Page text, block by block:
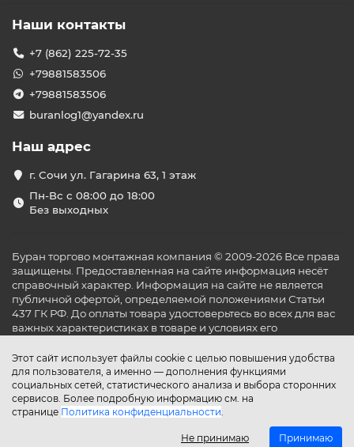
Этот сайт использует файлы cookie с целью повышения удобства
для пользователя, а именно — дополнения функциями
социальных сетей, статистического анализа и выбора сторонних
сервисов. Более подробную информацию см. на
странице Политика конфиденциальности.
Не принимаю Принимаю
Наши контакты
+7 (862) 225-72-35
+79881583506
+79881583506
buranlog1@yandex.ru
Наш адрес
г. Сочи ул. Гагарина 63, 1 этаж
Пн-Вс с 08:00 до 18:00
Без выходных
Буран торгово монтажная компания © 2009-2026 Все права
защищены. Предоставленная на сайте информация несёт
справочный характер. Информация на сайте не является
публичной офертой, определяемой положениями Статьи
437 ГК РФ. До оплаты товара удостоверьтесь во всех для вас
важных характеристиках в товаре и условиях его